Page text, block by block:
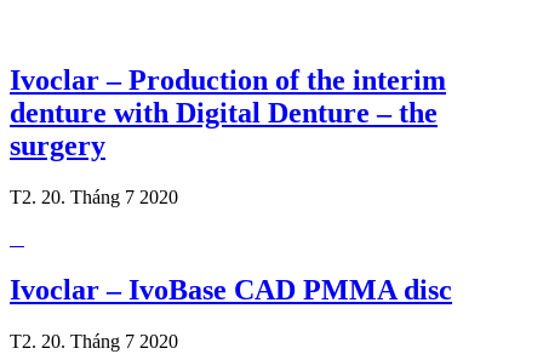
Ivoclar – Production of the interim
denture with Digital Denture – the
surgery
T2. 20. Tháng 7 2020
Ivoclar – IvoBase CAD PMMA disc
T2. 20. Tháng 7 2020